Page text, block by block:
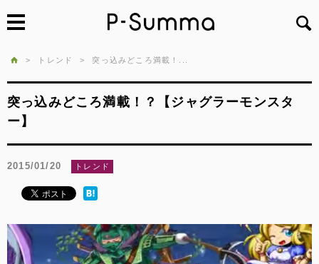
> トレンド > 突っ込みどころ満載！...
突っ込みどころ満載！？【ジャグラーモンスタ
ー】
2015/01/20 トレンド